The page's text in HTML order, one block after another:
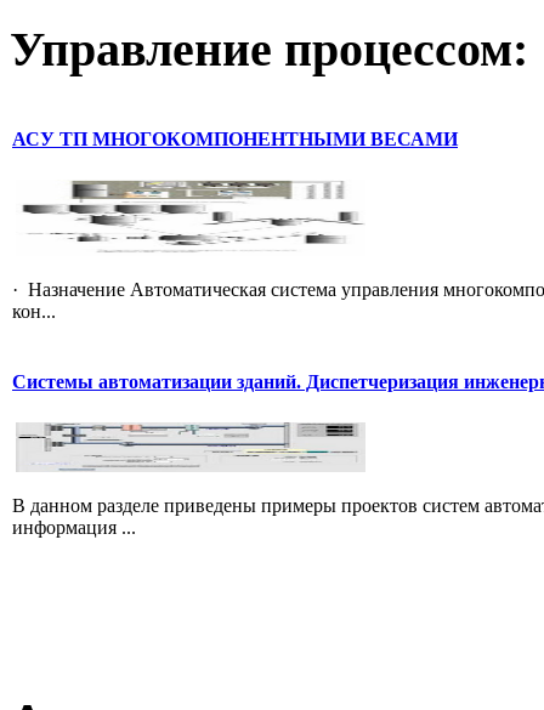
Управление процессом:
АСУ ТП МНОГОКОМПОНЕНТНЫМИ ВЕСАМИ
· Назначение Автоматическая система управления
кон...
Системы автоматизации зданий. Диспетчеризация
В данном разделе приведены примеры проектов систем
информация ...